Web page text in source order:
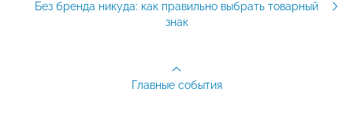
Без бренда никуда: как правильно выбрать товарный
знак
Главные события